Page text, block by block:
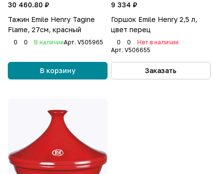
30 460.80 ₽
Тажин Emile Henry Tagine
Flame, 27см, красный
0 0 В наличииАрт. V505965
В корзину
9 334 ₽
Горшок Emile Henry 2,5 л,
цвет перец
0 0
Нет в наличии
Арт. V506655
Заказать